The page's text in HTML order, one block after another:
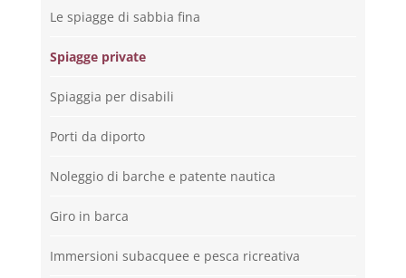
Le spiagge di sabbia fina
Spiagge private
Spiaggia per disabili
Porti da diporto
Noleggio di barche e patente nautica
Giro in barca
Immersioni subacquee e pesca ricreativa